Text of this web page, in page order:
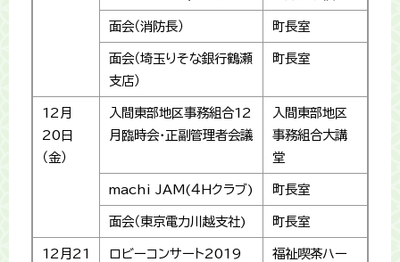
面会（消防長） 町長室
面会（埼玉りそな銀行鶴瀬
支店）
町長室
12月
20日
（金）
入間東部地区事務組合12
月臨時会・正副管理者会議
入間東部地区
事務組合大講
堂
machi JAM(４Hクラブ) 町長室
面会（東京電力川越支社) 町長室
12月21
ロビーコンサート2019
福祉喫茶ハー